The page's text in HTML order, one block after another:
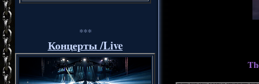
***
Концерты /Live